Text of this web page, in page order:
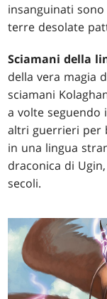
insanguinati
terre desolate
Sciamani della
della vera magia
sciamani
a volte seguendo
altri guerrieri per
in una lingua
draconica di
secoli.